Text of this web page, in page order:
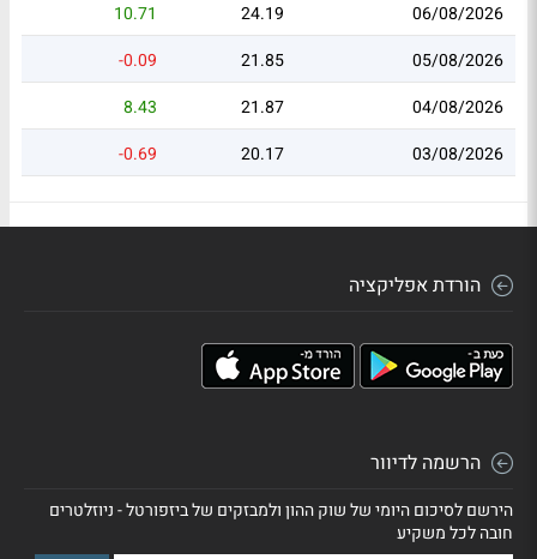
06/08/2026
24.19
10.71
05/08/2026
21.85
-0.09
04/08/2026
21.87
8.43
03/08/2026
20.17
-0.69
הורדת אפליקציה
הרשמה לדיוור
הירשם לסיכום היומי של שוק ההון ולמבזקים של ביזפורטל - ניוזלטרים
חובה לכל משקיע